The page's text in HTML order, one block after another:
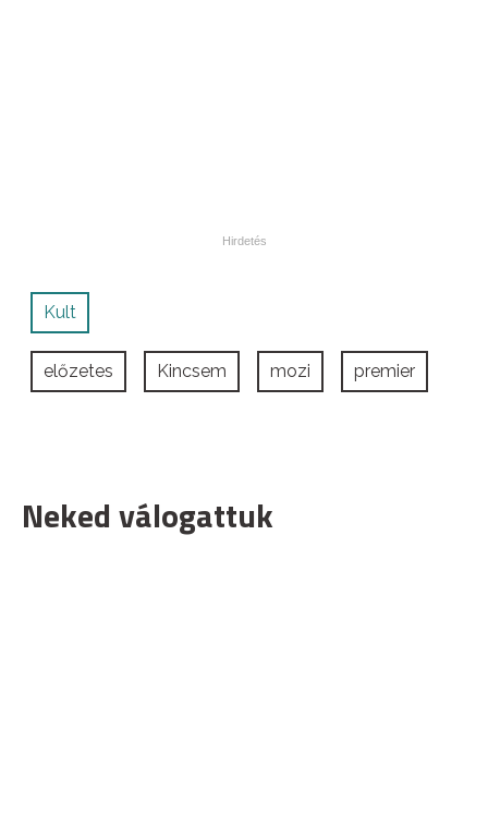
Kult
előzetes Kincsem mozi premier
Neked válogattuk